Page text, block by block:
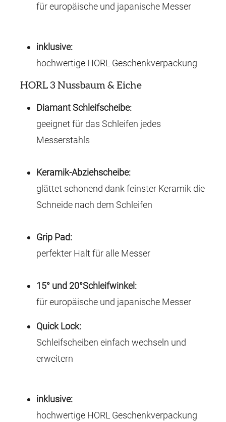
für europäische und japanische Messer
inklusive:
hochwertige HORL Geschenkverpackung
HORL 3 Nussbaum & Eiche
Diamant Schleifscheibe:
geeignet für das Schleifen jedes
Messerstahls
Keramik-Abziehscheibe:
glättet schonend dank feinster Keramik die
Schneide nach dem Schleifen
Grip Pad:
perfekter Halt für alle Messer
15° und 20°Schleifwinkel:
für europäische und japanische Messer
Quick Lock:
Schleifscheiben einfach wechseln und
erweitern
inklusive:
hochwertige HORL Geschenkverpackung